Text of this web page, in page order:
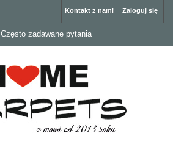
Zaloguj się
Kontakt z nami
Często zadawane pytania